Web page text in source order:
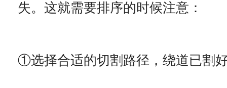
失。这就需要排序的时候注意：
①选择合适的切割路径，绕道已割